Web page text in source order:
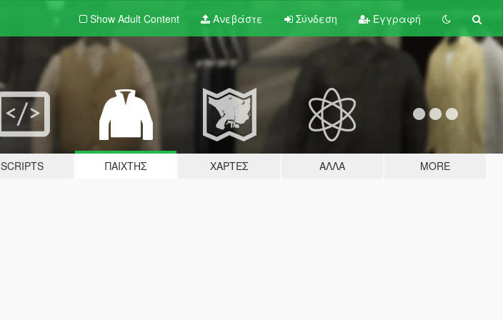
Show Adult Content Ανεβάστε Σύνδεση Εγγραφή
SCRIPTS ΠΑΊΧΤΗΣ ΧΆΡΤΕΣ ΆΛΛΑ MORE